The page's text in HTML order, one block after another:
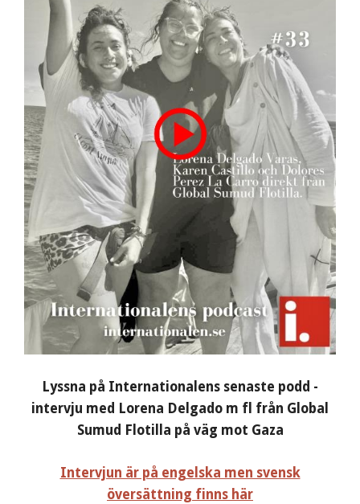
Lyssna på Internationalens senaste podd -
intervju med Lorena Delgado m fl från Global
Sumud Flotilla på väg mot Gaza
Intervjun är på engelska men svensk
översättning finns här